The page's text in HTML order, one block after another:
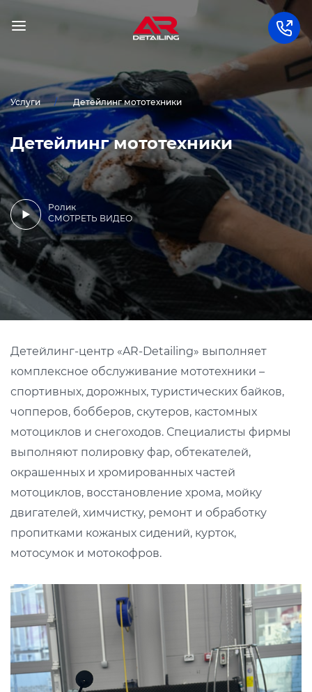
Услуги Детейлинг мототехники
Детейлинг мототехники
Ролик
СМОТРЕТЬ ВИДЕО
Детейлинг-центр «AR-Detailing» выполняет
комплексное обслуживание мототехники –
спортивных, дорожных, туристических байков,
чопперов, бобберов, скутеров, кастомных
мотоциклов и снегоходов. Специалисты фирмы
выполняют полировку фар, обтекателей,
окрашенных и хромированных частей
мотоциклов, восстановление хрома, мойку
двигателей, химчистку, ремонт и обработку
пропитками кожаных сидений, курток,
мотосумок и мотокофров.